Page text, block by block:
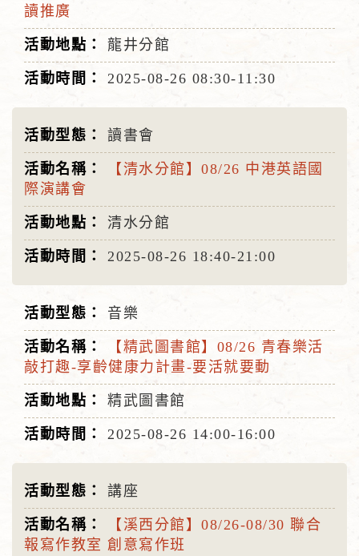
讀推廣
龍井分館
2025-08-26 08:30-11:30
讀書會
【清水分館】08/26 中港英語國
際演講會
清水分館
2025-08-26 18:40-21:00
音樂
【精武圖書館】08/26 青春樂活
敲打趣-享齡健康力計畫-要活就要動
精武圖書館
2025-08-26 14:00-16:00
講座
【溪西分館】08/26-08/30 聯合
報寫作教室 創意寫作班